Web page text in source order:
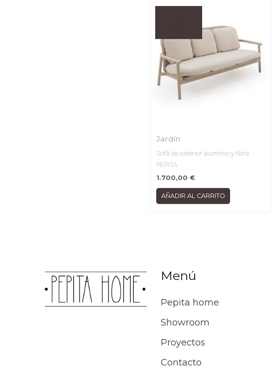
Jardín
Sofá de exterior aluminio y fibra
PEPITA
1.700,00 €
AÑADIR AL CARRITO
Menú
Pepita home
Showroom
Proyectos
Contacto